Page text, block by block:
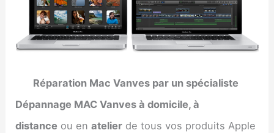
Réparation Mac Vanves par un spécialiste
Dépannage MAC Vanves à domicile, à
distance ou enatelier de tous vos produits Apple